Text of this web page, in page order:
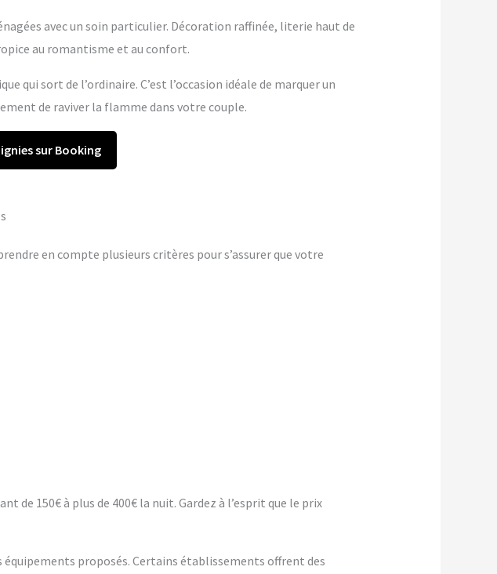
avec un soin particulier. Décoration raffinée, literie haut de
au romantisme et au confort.
qui sort de l’ordinaire. C’est l’occasion idéale de marquer un
de raviver la flamme dans votre couple.
sur Booking
en compte plusieurs critères pour s’assurer que votre
150€ à plus de 400€ la nuit. Gardez à l’esprit que le prix
proposés. Certains établissements offrent des